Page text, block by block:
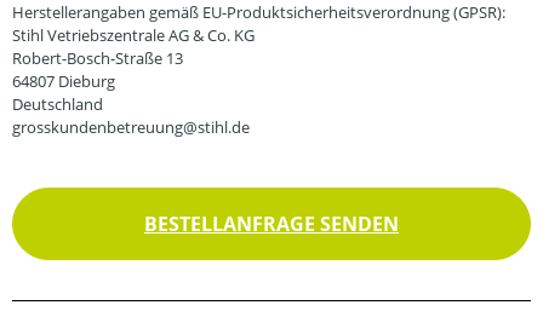
Herstellerangaben gemäß EU-Produktsicherheitsverordnung (GPSR):
Stihl Vetriebszentrale AG & Co. KG
Robert-Bosch-Straße 13
64807 Dieburg
Deutschland
grosskundenbetreuung@stihl.de
BESTELLANFRAGE SENDEN